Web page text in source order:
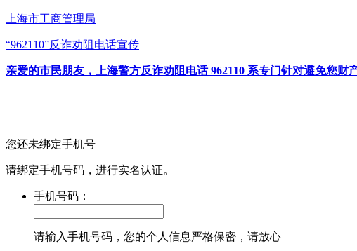
上海市工商管理局
“962110”反诈劝阻电话宣传
亲爱的市民朋友，上海警方反诈劝阻电话 962110 系专门针对避免您财
您还未绑定手机号
请绑定手机号码，进行实名认证。
手机号码：
请输入手机号码，您的个人信息严格保密，请放心